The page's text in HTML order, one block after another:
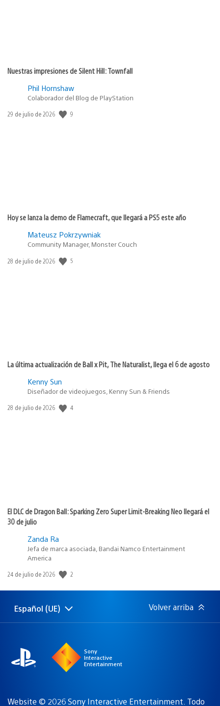
Nuestras impresiones de Silent Hill: Townfall
Phil Hornshaw
Colaborador del Blog de PlayStation
Fecha
29 de julio de 2026 9
Hoy se lanza la demo de Flamecraft, que llegará a PS5 este año
Mateusz Pokrzywniak
Community Manager, Monster Couch
Fecha
28 de julio de 2026 5
La última actualización de Ball x Pit, The Naturalist, llega el 6 de agosto
Kenny Sun
Diseñador de videojuegos, Kenny Sun & Friends
Fecha
28 de julio de 2026 4
El DLC de Dragon Ball: Sparking Zero Super Limit-Breaking Neo llegará el
30 de julio
Zanda Ra
Jefa de marca asociada, Bandai Namco Entertainment
America
Fecha
publicación:
24 de julio de 2026 2
Selecciona
una
Región
actual:
Español (UE) Volver arriba
Sony
Interactive
Entertainment
Website © 2026 Sony Interactive Entertainment. Todo